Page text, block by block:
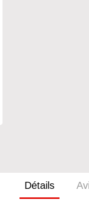
Détails